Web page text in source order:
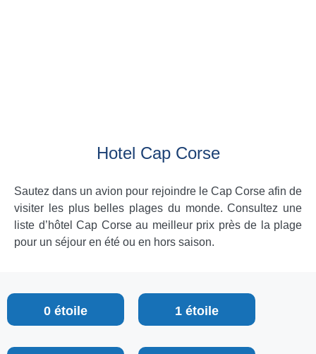
Hotel Cap Corse
Sautez dans un avion pour rejoindre le Cap Corse afin de
visiter les plus belles plages du monde. Consultez une
liste d’hôtel Cap Corse au meilleur prix près de la plage
pour un séjour en été ou en hors saison.
0 étoile 1 étoile